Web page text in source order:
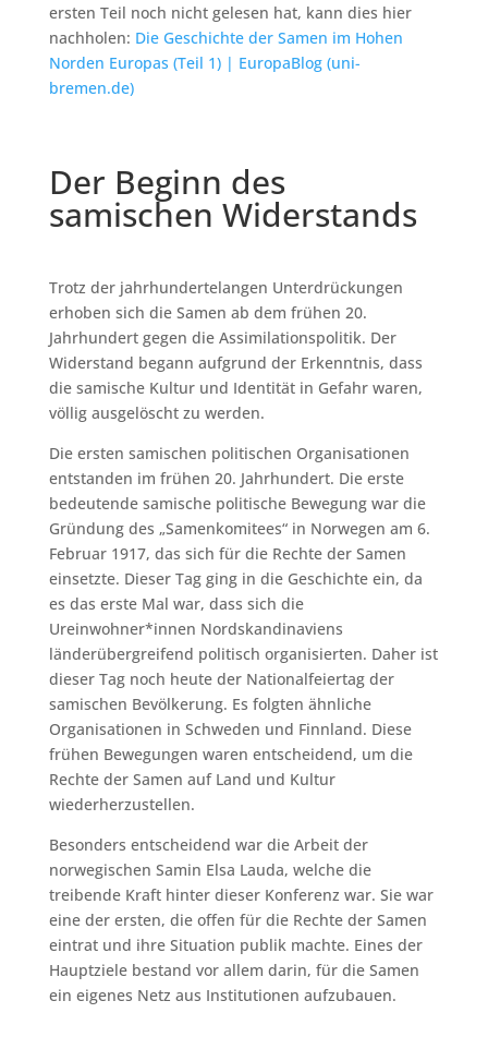
ersten Teil noch nicht gelesen hat, kann dies hier
nachholen: Die Geschichte der Samen im Hohen
Norden Europas (Teil 1) | EuropaBlog (uni-
bremen.de)
Der Beginn des
samischen Widerstands
Trotz der jahrhundertelangen Unterdrückungen
erhoben sich die Samen ab dem frühen 20.
Jahrhundert gegen die Assimilationspolitik. Der
Widerstand begann aufgrund der Erkenntnis, dass
die samische Kultur und Identität in Gefahr waren,
völlig ausgelöscht zu werden.
Die ersten samischen politischen Organisationen
entstanden im frühen 20. Jahrhundert. Die erste
bedeutende samische politische Bewegung war die
Gründung des „Samenkomitees“ in Norwegen am 6.
Februar 1917, das sich für die Rechte der Samen
einsetzte. Dieser Tag ging in die Geschichte ein, da
es das erste Mal war, dass sich die
Ureinwohner*innen Nordskandinaviens
länderübergreifend politisch organisierten. Daher ist
dieser Tag noch heute der Nationalfeiertag der
samischen Bevölkerung. Es folgten ähnliche
Organisationen in Schweden und Finnland. Diese
frühen Bewegungen waren entscheidend, um die
Rechte der Samen auf Land und Kultur
wiederherzustellen.
Besonders entscheidend war die Arbeit der
norwegischen Samin Elsa Lauda, welche die
treibende Kraft hinter dieser Konferenz war. Sie war
eine der ersten, die offen für die Rechte der Samen
eintrat und ihre Situation publik machte. Eines der
Hauptziele bestand vor allem darin, für die Samen
ein eigenes Netz aus Institutionen aufzubauen.